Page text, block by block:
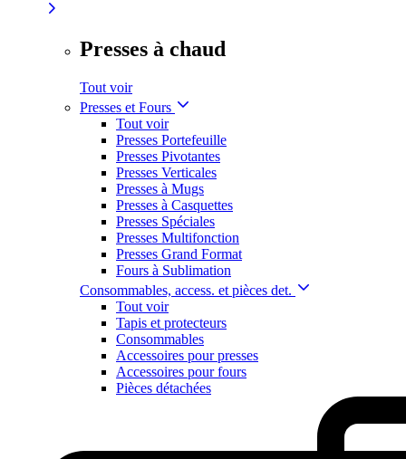
Presses à chaud
Tout voir
Presses et Fours
Tout voir
Presses Portefeuille
Presses Pivotantes
Presses Verticales
Presses à Mugs
Presses à Casquettes
Presses Spéciales
Presses Multifonction
Presses Grand Format
Fours à Sublimation
Consommables, access. et pièces det.
Tout voir
Tapis et protecteurs
Consommables
Accessoires pour presses
Accessoires pour fours
Pièces détachées